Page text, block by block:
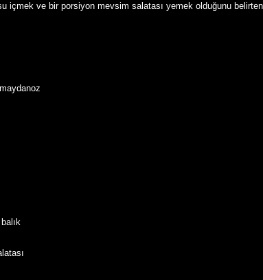
içmek ve bir porsiyon mevsim salatası yemek olduğunu